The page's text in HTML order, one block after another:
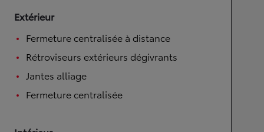
Extérieur
Fermeture centralisée à distance
Rétroviseurs extérieurs dégivrants
Jantes alliage
Fermeture centralisée